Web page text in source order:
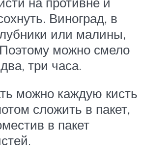
Виноград, в
или малины,
можно смело
три часа.
можно каждую кисть
сложить в пакет,
в пакет